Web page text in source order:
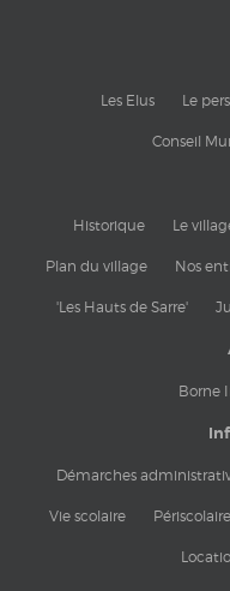
Les Elus Le
Conseil
Historique Le
Plan du village Nos
'Les Hauts de Sarre'
Borne
Démarches
Vie scolaire Périscolaire